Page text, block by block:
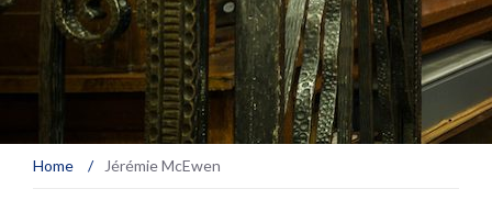
Home / Jérémie McEwen